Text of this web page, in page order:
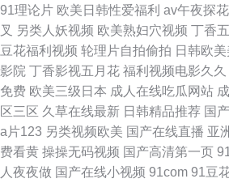
91理论片 欧美日韩性爱福利 av午夜探
叉 另类人妖视频 欧美熟妇穴视频 丁香
豆花福利视频 轮理片自拍偷拍 日韩欧
影院 丁香影视五月花 福利视频电影久久
免费 欧美三级日本 成人在线吃瓜网站
区三区 久草在线最新 日韩精品推荐 国
a片123 另类视频欧美 国产在线直播 亚
费看黄 操操无码视频 国产高清第一页
人夜夜做 国产在线小视频 91com 91豆